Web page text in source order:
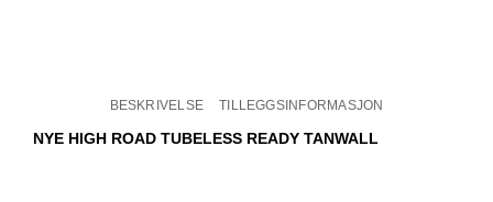
BESKRIVELSE TILLEGGSINFORMASJON
NYE HIGH ROAD TUBELESS READY TANWALL